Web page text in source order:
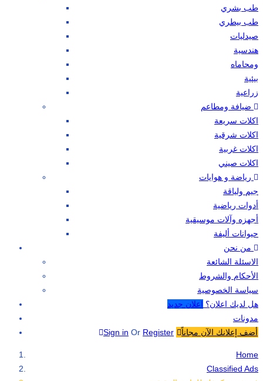
طب بشري
طب بيطري
صيدليات
هندسية
ومحاماه
بيئية
زراعية
اكلات سريعة
اكلات شرقية
اكلات غربية
اكلات صيني
جيم ولياقة
أدوات رياضية
أجهزه وآلات موسيقية
حيوانات أليفة
الاسئلة الشائعة
الأحكام والشروط
سياسة الخصوصية
هل لديك اعلان؟ اعلان جديد
مدونات
Sign in Or Register أضف إعلانك الآن مجاناً
Home
Classified Ads